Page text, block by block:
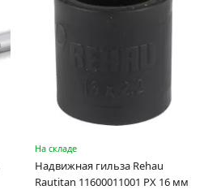
На складе
Надвижная гильза Rehau
Rautitan 11600011001 PX 16 мм